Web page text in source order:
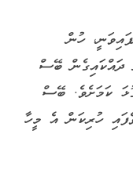
ހުން
ދައްކައިގެން ބޭސް
ކަމަށެވެ. ބޭސް
ހުރިކަން އެ މީހާ